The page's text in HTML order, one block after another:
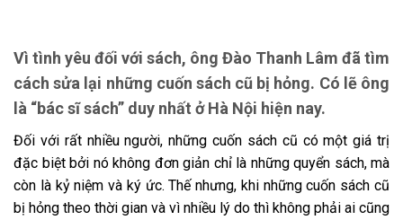
Vì tình yêu đối với sách, ông Đào Thanh Lâm đã tìm
cách sửa lại những cuốn sách cũ bị hỏng. Có lẽ ông
là “bác sĩ sách” duy nhất ở Hà Nội hiện nay.
Đối với rất nhiều người, những cuốn sách cũ có một giá trị
đặc biệt bởi nó không đơn giản chỉ là những quyển sách, mà
còn là kỷ niệm và ký ức. Thế nhưng, khi những cuốn sách cũ
bị hỏng theo thời gian và vì nhiều lý do thì không phải ai cũng